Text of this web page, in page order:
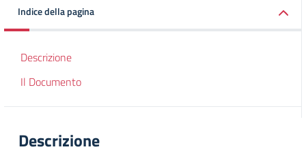
Indice della pagina
Descrizione
Il Documento
Descrizione